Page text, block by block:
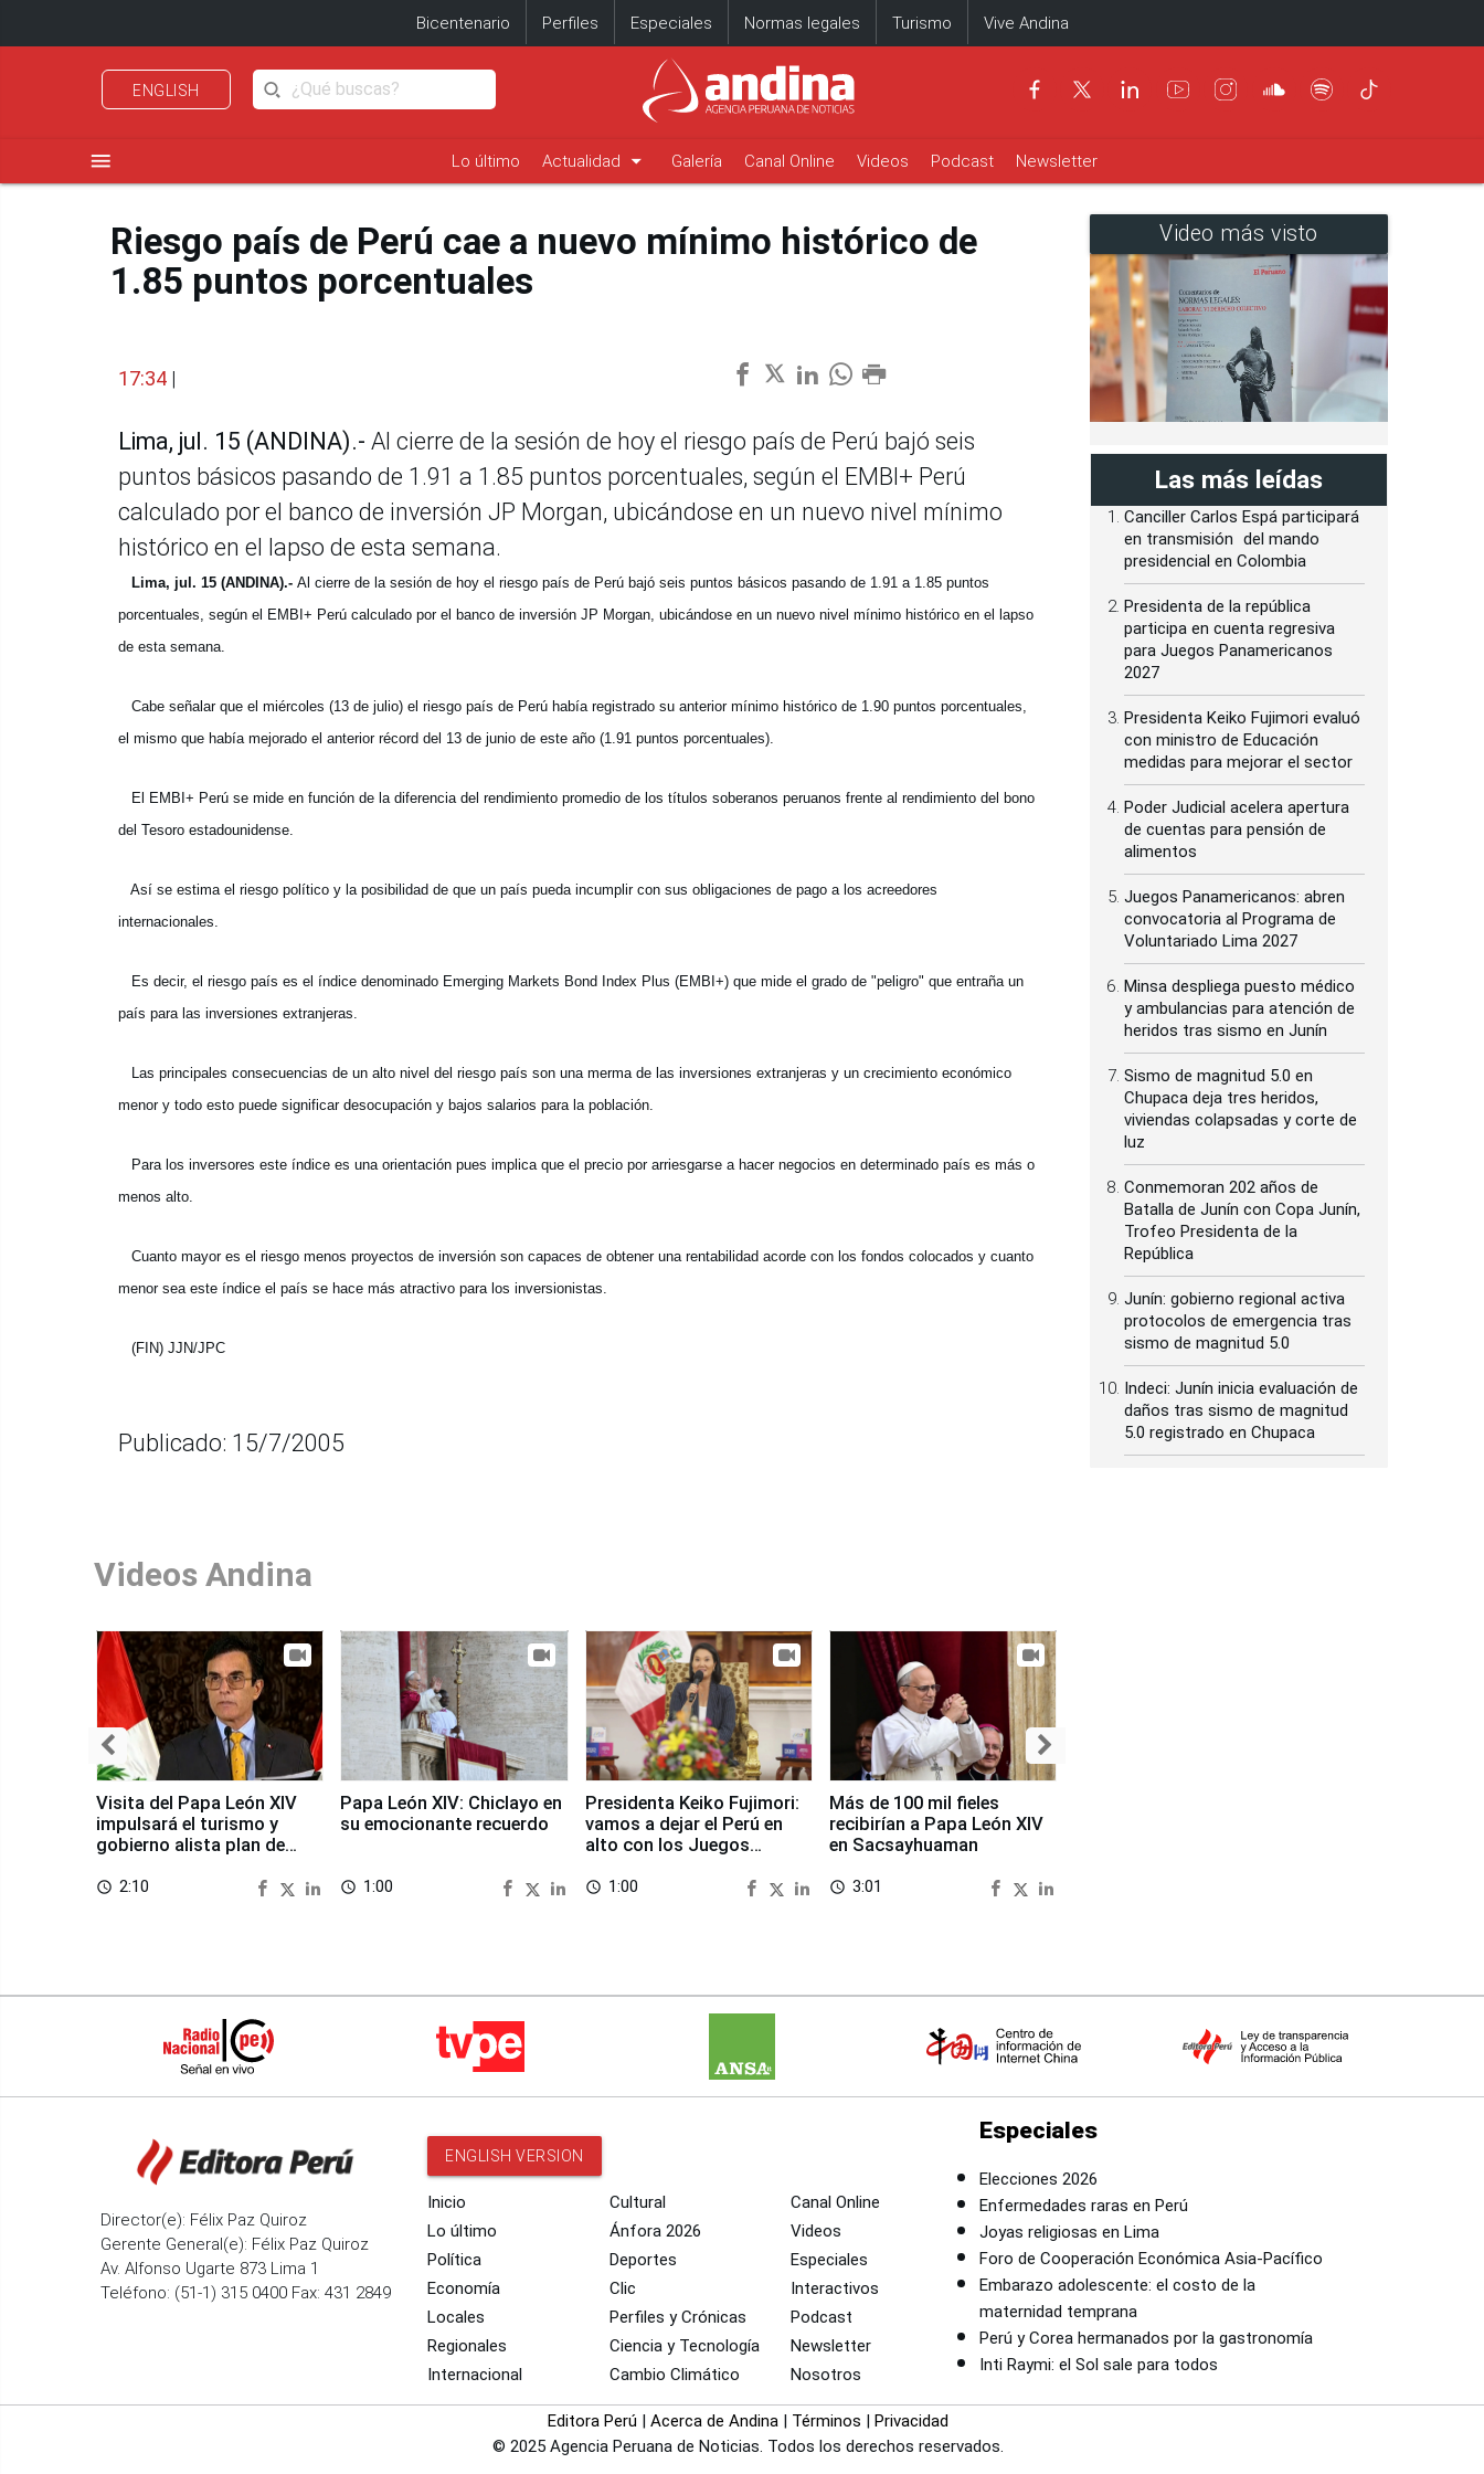
Bicentenario Perfiles Especiales Normas legales Turismo Vive Andina
ENGLISH
menu Lo último Actualidad arrow_drop_down Galería Canal Online Videos Podcast Newsletter
Riesgo país de Perú cae a nuevo mínimo histórico de
1.85 puntos porcentuales
17:34 |
Lima, jul. 15 (ANDINA).- Al cierre de la sesión de hoy el riesgo país de Perú bajó seis
puntos básicos pasando de 1.91 a 1.85 puntos porcentuales, según el EMBI+ Perú
calculado por el banco de inversión JP Morgan, ubicándose en un nuevo nivel mínimo
histórico en el lapso de esta semana.
Lima, jul. 15 (ANDINA).- Al cierre de la sesión de hoy el riesgo país de Perú bajó seis puntos básicos pasando de 1.91 a 1.85 puntos
porcentuales, según el EMBI+ Perú calculado por el banco de inversión JP Morgan, ubicándose en un nuevo nivel mínimo histórico en el lapso
de esta semana.
Cabe señalar que el miércoles (13 de julio) el riesgo país de Perú había registrado su anterior mínimo histórico de 1.90 puntos porcentuales,
el mismo que había mejorado el anterior récord del 13 de junio de este año (1.91 puntos porcentuales).
El EMBI+ Perú se mide en función de la diferencia del rendimiento promedio de los títulos soberanos peruanos frente al rendimiento del bono
del Tesoro estadounidense.
Así se estima el riesgo político y la posibilidad de que un país pueda incumplir con sus obligaciones de pago a los acreedores
internacionales.
Es decir, el riesgo país es el índice denominado Emerging Markets Bond Index Plus (EMBI+) que mide el grado de "peligro" que entraña un
país para las inversiones extranjeras.
Las principales consecuencias de un alto nivel del riesgo país son una merma de las inversiones extranjeras y un crecimiento económico
menor y todo esto puede significar desocupación y bajos salarios para la población.
Para los inversores este índice es una orientación pues implica que el precio por arriesgarse a hacer negocios en determinado país es más o
menos alto.
Cuanto mayor es el riesgo menos proyectos de inversión son capaces de obtener una rentabilidad acorde con los fondos colocados y cuanto
menor sea este índice el país se hace más atractivo para los inversionistas.
(FIN) JJN/JPC
Publicado: 15/7/2005
Videos Andina
Visita del Papa León XIV
impulsará el turismo y
gobierno alista plan de
access_time 2:10
Papa León XIV: Chiclayo en
su emocionante recuerdo
access_time 1:00
Presidenta Keiko Fujimori:
vamos a dejar el Perú en
alto con los Juegos
access_time 1:00
Más de 100 mil fieles
recibirían a Papa León XIV
en Sacsayhuaman
access_time 3:01
Video más visto
Las más leídas
Canciller Carlos Espá participará
en transmisión del mando
presidencial en Colombia
Presidenta de la república
participa en cuenta regresiva
para Juegos Panamericanos
2027
Presidenta Keiko Fujimori evaluó
con ministro de Educación
medidas para mejorar el sector
Poder Judicial acelera apertura
de cuentas para pensión de
alimentos
Juegos Panamericanos: abren
convocatoria al Programa de
Voluntariado Lima 2027
Minsa despliega puesto médico
y ambulancias para atención de
heridos tras sismo en Junín
Sismo de magnitud 5.0 en
Chupaca deja tres heridos,
viviendas colapsadas y corte de
luz
Conmemoran 202 años de
Batalla de Junín con Copa Junín,
Trofeo Presidenta de la
República
Junín: gobierno regional activa
protocolos de emergencia tras
sismo de magnitud 5.0
Indeci: Junín inicia evaluación de
daños tras sismo de magnitud
5.0 registrado en Chupaca
Director(e): Félix Paz Quiroz
Gerente General(e): Félix Paz Quiroz
Av. Alfonso Ugarte 873 Lima 1
Teléfono: (51-1) 315 0400 Fax: 431 2849
ENGLISH VERSION
Inicio
Lo último
Política
Economía
Locales
Regionales
Internacional
Cultural
Ánfora 2026
Deportes
Clic
Perfiles y Crónicas
Ciencia y Tecnología
Cambio Climático
Canal Online
Videos
Especiales
Interactivos
Podcast
Newsletter
Nosotros
Especiales
Elecciones 2026
Enfermedades raras en Perú
Joyas religiosas en Lima
Foro de Cooperación Económica Asia-Pacífico
Embarazo adolescente: el costo de la
maternidad temprana
Perú y Corea hermanados por la gastronomía
Inti Raymi: el Sol sale para todos
Editora Perú | Acerca de Andina| Términos | Privacidad
© 2025 Agencia Peruana de Noticias. Todos los derechos reservados.